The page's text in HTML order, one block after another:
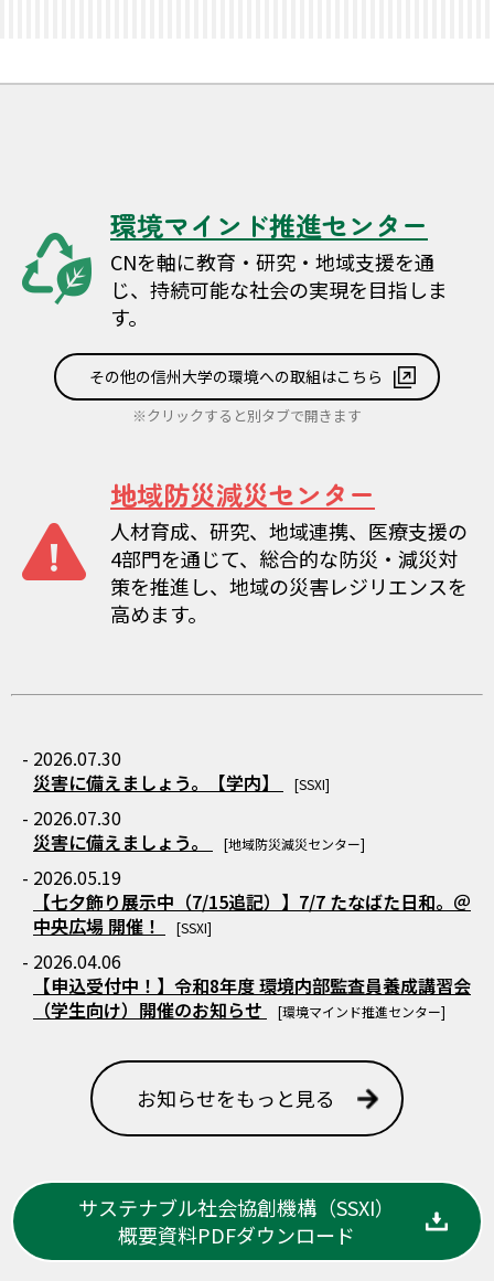
環境マインド推進センター
CNを軸に教育・研究・地域支援を通
じ、持続可能な社会の実現を目指しま
す。
その他の信州大学の環境への取組はこちら
※クリックすると別タブで開きます
地域防災減災センター
人材育成、研究、地域連携、医療支援の
4部門を通じて、総合的な防災・減災対
策を推進し、地域の災害レジリエンスを
高めます。
- 2026.07.30
災害に備えましょう。【学内】
[SSXI]
- 2026.07.30
災害に備えましょう。
[地域防災減災センター]
- 2026.05.19
【七夕飾り展示中（7/15追記）】7/7 たなばた日和。＠
中央広場 開催！
[SSXI]
- 2026.04.06
【申込受付中！】令和8年度 環境内部監査員養成講習会
（学生向け）開催のお知らせ
[環境マインド推進センター]
お知らせをもっと見る
サステナブル社会協創機構（SSXI）
概要資料PDFダウンロード